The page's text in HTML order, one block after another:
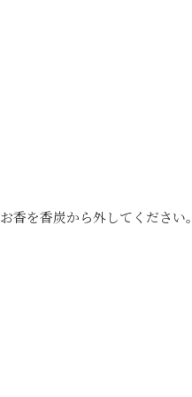
香を香炭から外してください。